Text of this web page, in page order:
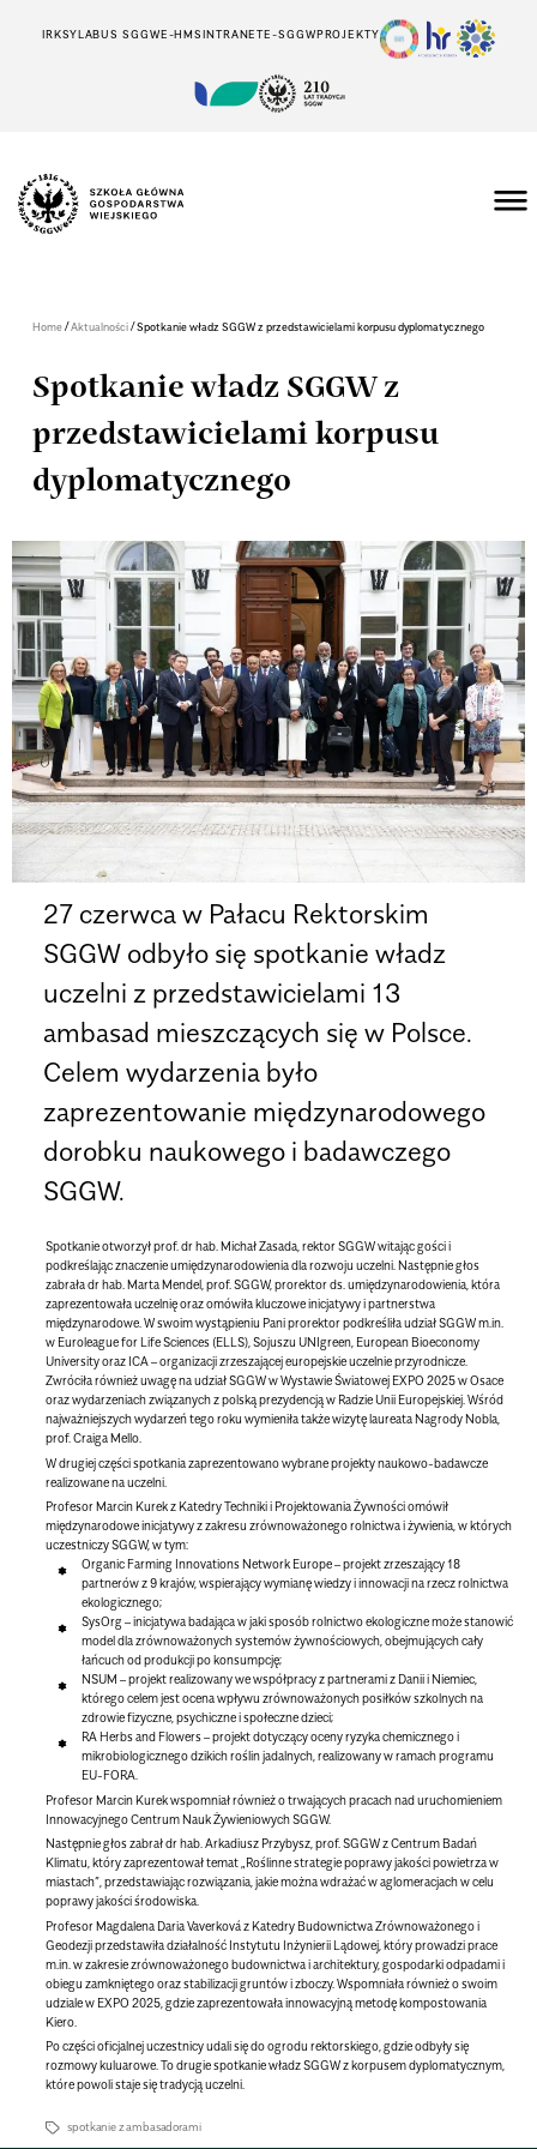
IRKSYLABUS SGGWE-HMSINTRANETE-SGGWPROJEKTY
Home/Aktualności/Spotkanie władz SGGW z przedstawicielami korpusu dyplomatycznego
Spotkanie władz SGGW z
przedstawicielami korpusu
dyplomatycznego
27 czerwca w Pałacu Rektorskim
SGGW odbyło się spotkanie władz
uczelni z przedstawicielami 13
ambasad mieszczących się w Polsce.
Celem wydarzenia było
zaprezentowanie międzynarodowego
dorobku naukowego i badawczego
SGGW.
Spotkanie otworzył prof. dr hab. Michał Zasada, rektor SGGW witając gości i
podkreślając znaczenie umiędzynarodowienia dla rozwoju uczelni. Następnie głos
zabrała dr hab. Marta Mendel, prof. SGGW, prorektor ds. umiędzynarodowienia, która
zaprezentowała uczelnię oraz omówiła kluczowe inicjatywy i partnerstwa
międzynarodowe. W swoim wystąpieniu Pani prorektor podkreśliła udział SGGW m.in.
w Euroleague for Life Sciences (ELLS), Sojuszu UNIgreen, European Bioeconomy
University oraz ICA – organizacji zrzeszającej europejskie uczelnie przyrodnicze.
Zwróciła również uwagę na udział SGGW w Wystawie Światowej EXPO 2025 w Osace
oraz wydarzeniach związanych z polską prezydencją w Radzie Unii Europejskiej. Wśród
najważniejszych wydarzeń tego roku wymieniła także wizytę laureata Nagrody Nobla,
prof. Craiga Mello.
W drugiej części spotkania zaprezentowano wybrane projekty naukowo-badawcze
realizowane na uczelni.
Profesor Marcin Kurek z Katedry Techniki i Projektowania Żywności omówił
międzynarodowe inicjatywy z zakresu zrównoważonego rolnictwa i żywienia, w których
uczestniczy SGGW, w tym:
Organic Farming Innovations Network Europe– projekt zrzeszający 18
partnerów z 9 krajów, wspierający wymianę wiedzy i innowacji na rzecz rolnictwa
ekologicznego;
SysOrg– inicjatywa badająca w jaki sposób rolnictwo ekologiczne może stanowić
model dla zrównoważonych systemów żywnościowych, obejmujących cały
łańcuch od produkcji po konsumpcję;
NSUM– projekt realizowany we współpracy z partnerami z Danii i Niemiec,
którego celem jest ocena wpływu zrównoważonych posiłków szkolnych na
zdrowie fizyczne, psychiczne i społeczne dzieci;
RA Herbs and Flowers– projekt dotyczący oceny ryzyka chemicznego i
mikrobiologicznego dzikich roślin jadalnych, realizowany w ramach programu
EU-FORA.
Profesor Marcin Kurek wspomniał również o trwających pracach nad uruchomieniem
Innowacyjnego Centrum Nauk Żywieniowych SGGW.
Następnie głos zabrał dr hab. Arkadiusz Przybysz, prof. SGGW z Centrum Badań
Klimatu, który zaprezentował temat „ Roślinne strategie poprawy jakości powietrza w
miastach” , przedstawiając rozwiązania, jakie można wdrażać w aglomeracjach w celu
poprawy jakości środowiska.
Profesor Magdalena Daria Vaverková z Katedry Budownictwa Zrównoważonego i
Geodezji przedstawiła działalność Instytutu Inżynierii Lądowej , który prowadzi prace
m.in. w zakresie zrównoważonego budownictwa i architektury, gospodarki odpadami i
obiegu zamkniętego oraz stabilizacji gruntów i zboczy. Wspomniała również o swoim
udziale w EXPO 2025, gdzie zaprezentowała innowacyjną metodę kompostowania
Kiero.
Po części oficjalnej uczestnicy udali się do ogrodu rektorskiego, gdzie odbyły się
rozmowy kuluarowe. To drugie spotkanie władz SGGW z korpusem dyplomatycznym,
które powoli staje się tradycją uczelni.
spotkanie z ambasadorami